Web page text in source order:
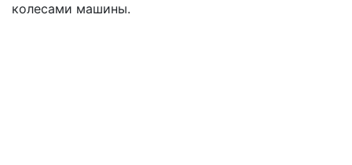
колесами машины.